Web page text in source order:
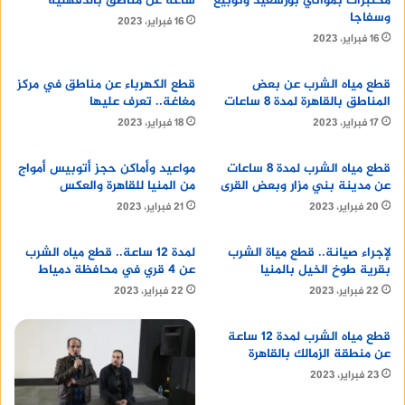
مكتب شغالات في الرحاب
تعتبر منطقة الرحاب من المناطق الراقية في القاهرة
الجديدة، حيث تكثر العائلات التي تبحث عن مستوى
عالٍ من الخدمة في كل شيء، بما في ذلك الأعمال
وسفاجا
16 فبراير، 2023
16 فبراير، 2023
قطع مياه الشرب عن بعض
المناطق بالقاهرة لمدة 8 ساعات
17 فبراير، 2023
قطع الكهرباء عن مناطق في مركز
مغاغة.. تعرف عليها
18 فبراير، 2023
قطع مياه الشرب لمدة 8 ساعات
عن مدينة بني مزار وبعض القرى
20 فبراير، 2023
مواعيد وأماكن حجز أتوبيس أمواج
من المنيا للقاهرة والعكس
21 فبراير، 2023
لإجراء صيانة.. قطع مياة الشرب
بقرية طوخ الخيل بالمنيا
22 فبراير، 2023
لمدة 12 ساعة.. قطع مياه الشرب
عن 4 قري في محافظة دمياط
22 فبراير، 2023
قطع مياه الشرب لمدة 12 ساعة
عن منطقة الزمالك بالقاهرة
23 فبراير، 2023